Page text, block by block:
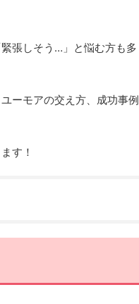
張しそう…」と悩む方も多
ーモアの交え方、成功事例
す！